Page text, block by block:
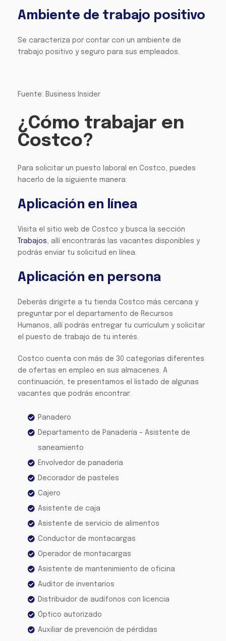
Ambiente de trabajo positivo
Se caracteriza por contar con un ambiente de
trabajo positivo y seguro para sus empleados.
Fuente: Business Insider
¿Cómo trabajar en
Costco?
Para solicitar un puesto laboral en Costco, puedes
hacerlo de la siguiente manera:
Aplicación en línea
Visita el sitio web de Costco y busca la sección
Trabajos, allí encontrarás las vacantes disponibles y
podrás enviar tu solicitud en línea.
Aplicación en persona
Deberás dirigirte a tu tienda Costco más cercana y
preguntar por el departamento de Recursos
Humanos, allí podrás entregar tu currículum y solicitar
el puesto de trabajo de tu interés.
Costco cuenta con más de 30 categorías diferentes
de ofertas en empleo en sus almacenes. A
continuación, te presentamos el listado de algunas
vacantes que podrás encontrar:
Panadero
Departamento de Panadería – Asistente de
saneamiento
Envolvedor de panadería
Decorador de pasteles
Cajero
Asistente de caja
Asistente de servicio de alimentos
Conductor de montacargas
Operador de montacargas
Asistente de mantenimiento de oficina
Auditor de inventarios
Distribuidor de audífonos con licencia
Óptico autorizado
Auxiliar de prevención de pérdidas